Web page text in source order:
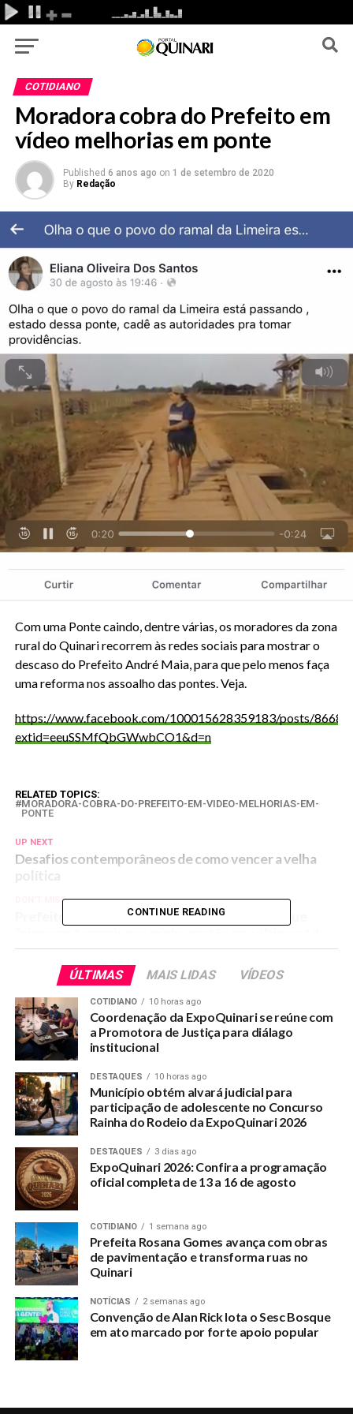
COTIDIANO
Moradora cobra do Prefeito em
vídeo melhorias em ponte
Published 6 anos ago on 1 de setembro de 2020
By Redação
Com uma Ponte caindo, dentre várias, os moradores da zona
rural do Quinari recorrem às redes sociais para mostrar o
descaso do Prefeito André Maia, para que pelo menos faça
uma reforma nos assoalho das pontes. Veja.
https://www.facebook.com/100015628359183/posts/
extid=eeuSSMfQbGWwbCO1&d=n
RELATED TOPICS:
MORADORA-COBRA-DO-PREFEITO-EM-VIDEO-MELHORIAS-EM-
PONTE
UP NEXT
Desafios contemporâneos de como vencer a velha
política
DON'T MISS
Prefeito se vangloria para site da capital e diz que
anos”
CONTINUE READING
ÚLTIMAS MAIS LIDAS VÍDEOS
COTIDIANO 10 horas ago
Coordenação da ExpoQuinari se reúne com
a Promotora de Justiça para diálago
institucional
DESTAQUES 10 horas ago
Município obtém alvará judicial para
participação de adolescente no Concurso
Rainha do Rodeio da ExpoQuinari 2026
DESTAQUES 3 dias ago
ExpoQuinari 2026: Confira a programação
oficial completa de 13 a 16 de agosto
COTIDIANO 1 semana ago
Prefeita Rosana Gomes avança com obras
de pavimentação e transforma ruas no
Quinari
NOTÍCIAS 2 semanas ago
Convenção de Alan Rick lota o Sesc Bosque
em ato marcado por forte apoio popular